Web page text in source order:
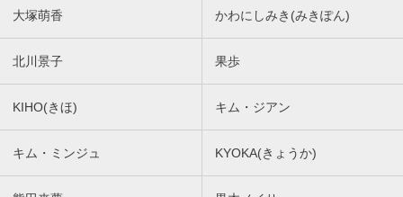
大塚萌香 かわにしみき(みきぽん)
北川景子 果歩
KIHO(きほ) キム・ジアン
キム・ミンジュ KYOKA(きょうか)